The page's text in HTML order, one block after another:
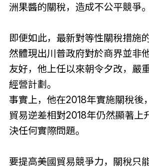
洲果醬的關稅，造成不公平競爭。
即便如此，最新對等性關稅措施
然體現出川普政府對於商界並非
友好，他上任以來朝令夕改，嚴
經營計劃。
事實上，他在2018年實施關稅後
貿易逆差相對2018年仍然顯著上
決任何實際問題。
要提高美國貿易競爭力，關稅只